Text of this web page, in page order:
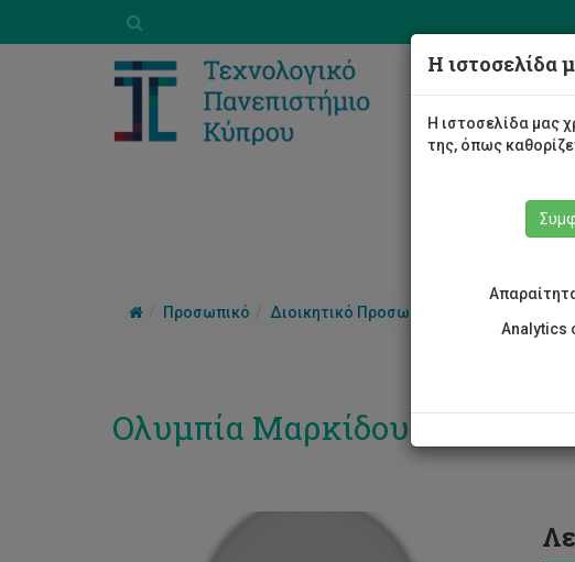
Προσωπικό Διοικητικό Προσωπικό
Ολυμπία Μαρκίδου
Η ιστοσελίδα
Η ιστοσελίδα μας
της, όπως
Analytics